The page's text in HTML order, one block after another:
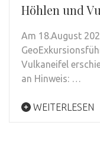
Höhlen und
Am 18.August
Vulkaneifel
an Hinweis: …
WEITERLESEN